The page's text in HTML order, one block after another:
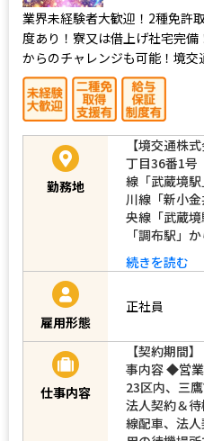
業界未経験者大歓迎！2種免許
度あり！寮又は借上げ社宅完
からのチャレンジも可能！境交
勤務地
【境交通株
丁目36番1号
線「武蔵境
川線「新小
央線「武蔵
「調布駅」
続きを読む
雇用形態
正社員
仕事内容
【契約期間
事内容 ◆営
23区内、三
法人契約＆
線配車、法